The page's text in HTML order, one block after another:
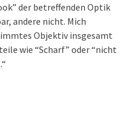
der betreffenden Optik
andere nicht. Mich
Objektiv insgesamt
wie “Scharf” oder “nicht